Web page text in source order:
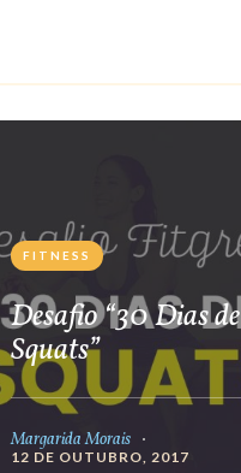
FITNESS
Desafio “30 Dias de
Squats”
Margarida Morais
12 DE OUTUBRO, 2017